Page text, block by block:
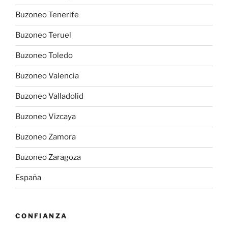
Buzoneo Tenerife
Buzoneo Teruel
Buzoneo Toledo
Buzoneo Valencia
Buzoneo Valladolid
Buzoneo Vizcaya
Buzoneo Zamora
Buzoneo Zaragoza
España
CONFIANZA